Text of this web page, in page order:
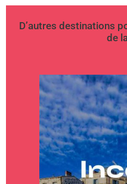
D’autres destinations
de